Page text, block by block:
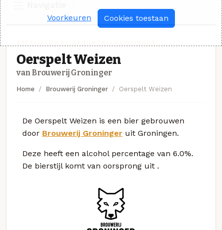
Oerspelt Weizen
van Brouwerij Groninger
Home Brouwerij Groninger Oerspelt Weizen
De Oerspelt Weizen is een bier gebrouwen
door Brouwerij Groninger uit Groningen.
Deze heeft een alcohol percentage van 6.0%.
De bierstijl komt van oorsprong uit .
Voorkeuren Cookies toestaan